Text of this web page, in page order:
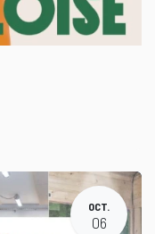
OCT.
06